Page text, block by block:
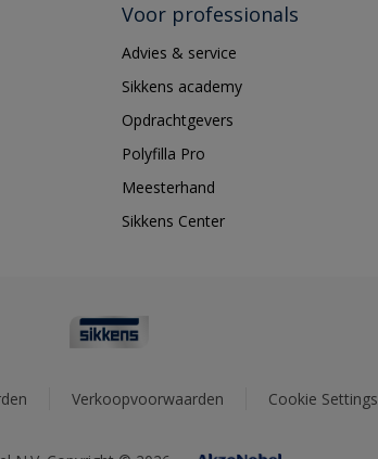
Voor professionals
Advies & service
Sikkens academy
Opdrachtgevers
Polyfilla Pro
Meesterhand
Sikkens Center
Verkoopvoorwaarden Cookie Settings